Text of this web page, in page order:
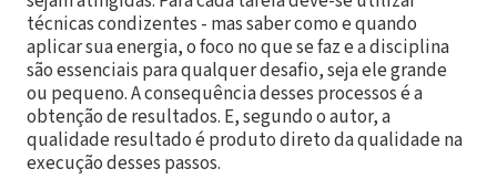
técnicas condizentes - mas saber como e quando
aplicar sua energia, o foco no que se faz e a disciplina
são essenciais para qualquer desafio, seja ele grande
ou pequeno. A consequência desses processos é a
obtenção de resultados. E, segundo o autor, a
qualidade resultado é produto direto da qualidade na
execução desses passos.